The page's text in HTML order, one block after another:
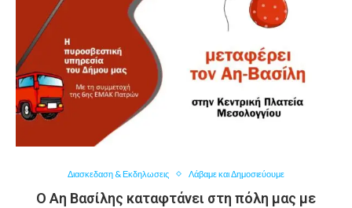
Διασκεδαση & Εκδηλωσεις Λάβαμε και Δημοσιεύουμε
Ο Αη Βασίλης καταφτάνει στη πόλη μας με